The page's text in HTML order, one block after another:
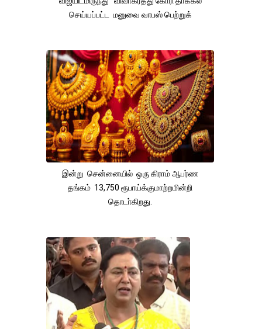
செய்யப்பட்ட மனுவை வாபஸ் பெற்றுக்
இன்று சென்னையில் ஒரு கிராம் ஆபர்ண
தங்கம் 13,750 ரூபாய்க்குமாற்றமின்றி
தொடா்கிறது.